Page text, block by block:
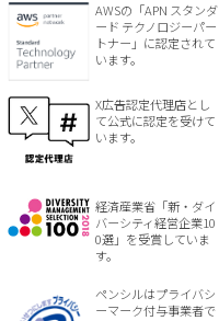
AWSの「APN スタンダ
ード テクノロジーパー
トナー」に認定されて
います。
X広告認定代理店とし
て公式に認定を受けて
います。
経済産業省「新・ダイ
バーシティ経営企業10
0選」を受賞していま
す。
ペンシルはプライバシ
ーマーク付与事業者で